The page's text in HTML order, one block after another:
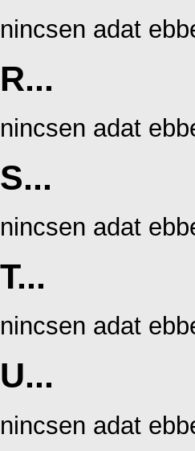
nincsen adat
R...
nincsen adat
S...
nincsen adat
T...
nincsen adat
U...
nincsen adat